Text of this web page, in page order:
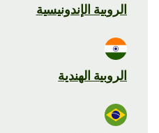
الروبية الإندونيسية
الروبية الهندية